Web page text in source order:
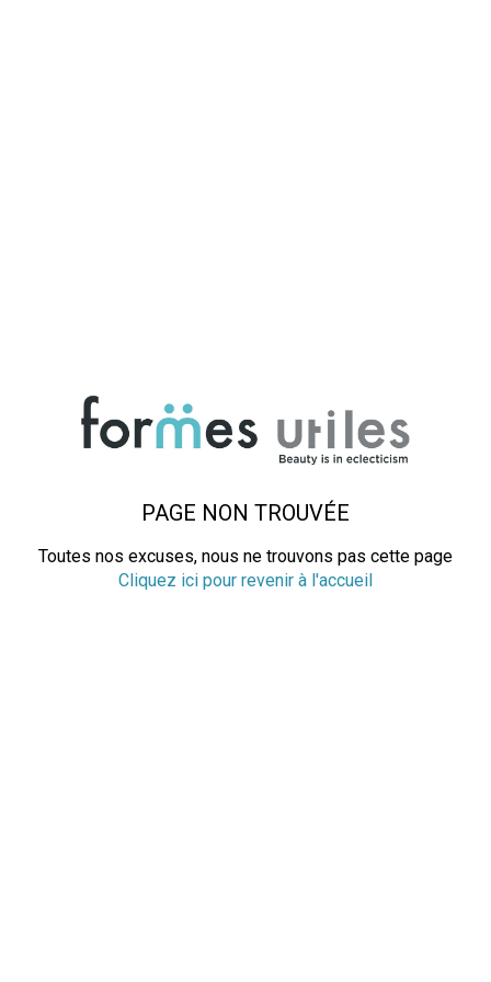
PAGE NON TROUVÉE
Toutes nos excuses, nous ne trouvons pas cette page
Cliquez ici pour revenir à l'accueil